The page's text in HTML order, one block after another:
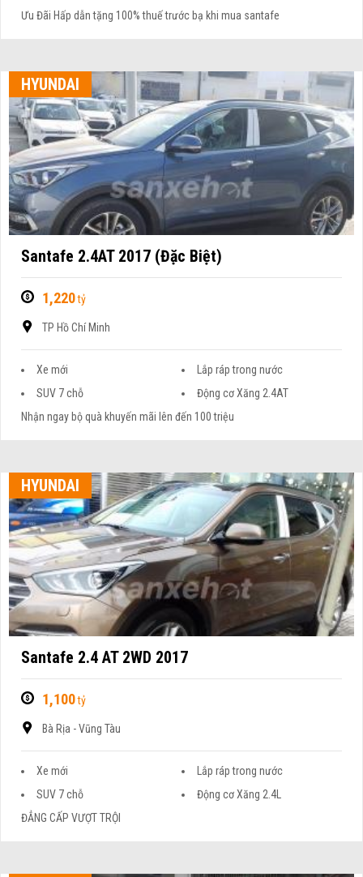
Ưu Đãi Hấp dẫn tặng 100% thuế trước bạ khi mua santafe
HYUNDAI
Santafe 2.4AT 2017 (Đặc Biệt)
1,220tỷ
TP Hồ Chí Minh
Xe mới
Lắp ráp trong nước
SUV 7 chỗ
Động cơ Xăng 2.4AT
Nhận ngay bộ quà khuyến mãi lên đến 100 triệu
HYUNDAI
Santafe 2.4 AT 2WD 2017
1,100tỷ
Bà Rịa - Vũng Tàu
Xe mới
Lắp ráp trong nước
SUV 7 chỗ
Động cơ Xăng 2.4L
ĐẲNG CẤP VƯỢT TRỘI